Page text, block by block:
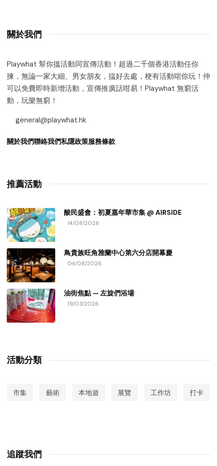
關於我們
Playwhat 幫你搵活動同宣傳活動！超過二千個香港活動任你
揀，無論一家大細、男女朋友，揾好去處，梗有活動啱你玩！仲
可以免費即時新增活動，宣傳推廣話咁易！Playwhat 無窮活
動，玩樂無窮！
general@playwhat.hk
關於我們聯絡我們私隱政策服務條款
推薦活動
酸民盛會：初夏嘉年華市集 @ AIRSIDE
14/08/2026
鳥貴族旺角雅蘭中心第六分店開幕慶
04/08/2026
油街焦點 — 左旋們浴場
19/03/2026
活動分類
市集 藝術 本地遊 展覽 工作坊 打卡
追蹤我們